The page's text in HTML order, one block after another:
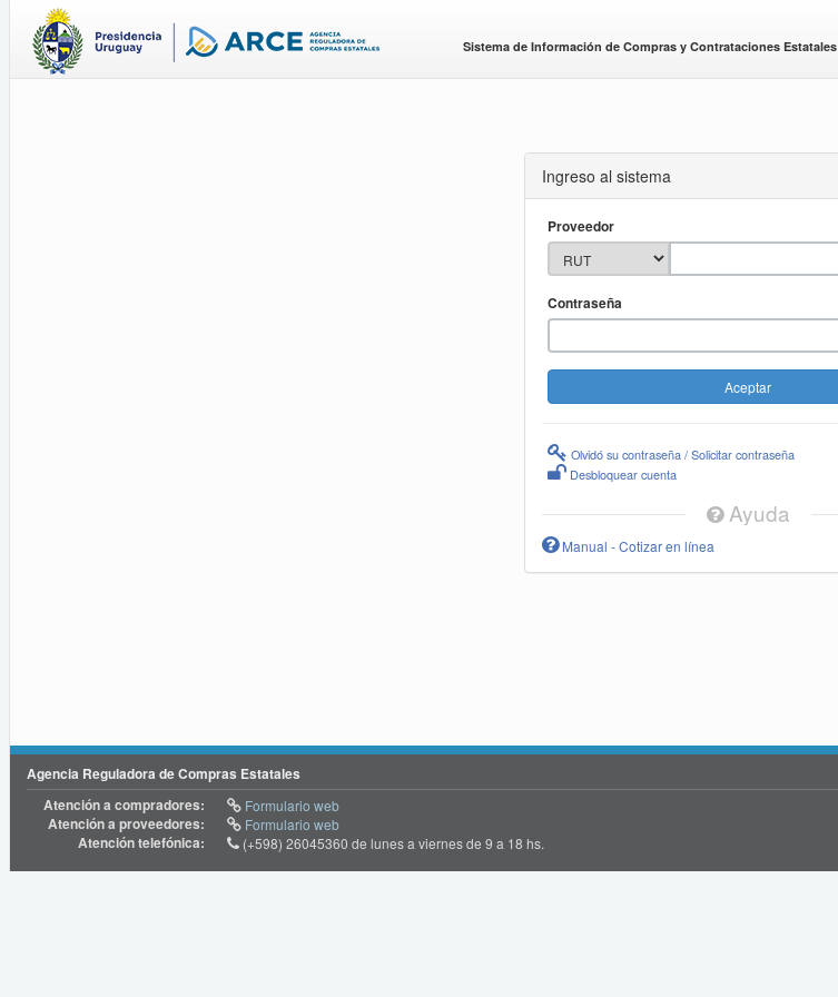
Sistema de Información de Compras y Contrataciones Estatales
Ingreso al sistema
Proveedor
Contraseña
Olvidó su contraseña / Solicitar contraseña
Desbloquear cuenta
Ayuda
Manual - Cotizar en línea
Agencia Reguladora de Compras Estatales
Atención a compradores:
Formulario web
Atención a proveedores: Formulario web
Atención telefónica: (+598) 26045360 de lunes a viernes de 9 a 18 hs.